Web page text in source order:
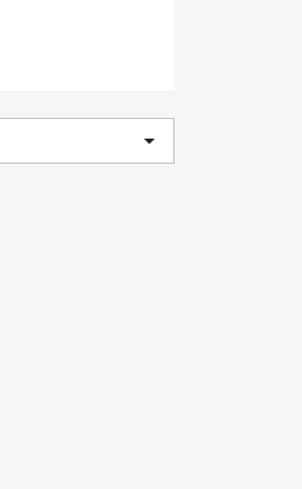
